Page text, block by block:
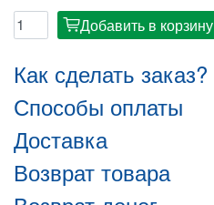
cartДобавить в корзину
Как сделать заказ?
Способы оплаты
Доставка
Возврат товара